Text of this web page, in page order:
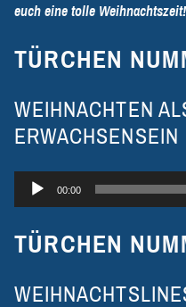
euch eine tolle Weihnachtszeit!
TÜRCHEN
WEIHNACHTEN
ERWACHSENSEIN
Audio-
00:00
TÜRCHEN